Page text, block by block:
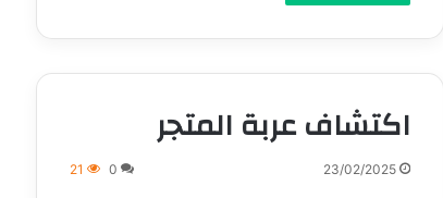
اكتشاف عربة المتجر
23/02/2025
0
21